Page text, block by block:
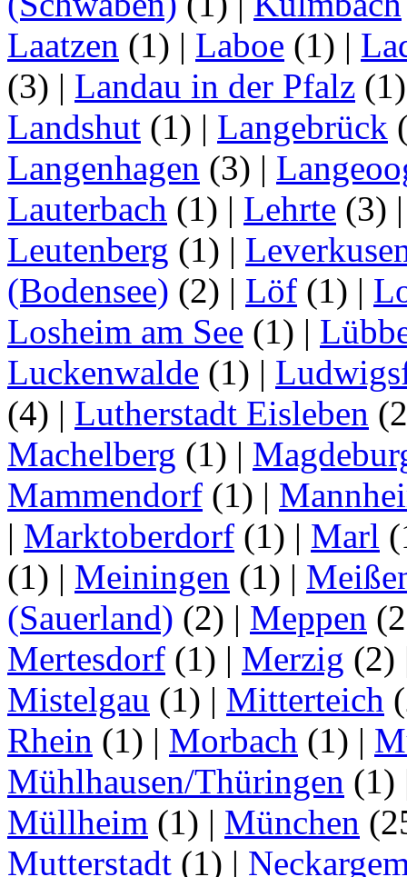
Laatzen (1) | Laboe (1) |
(3) | Landau in der Pfalz
Landshut (1) | Langebrück
Langenhagen (3) |
Lauterbach (1) | Lehrte (3)
Leutenberg (1) |
(Bodensee) (2) | Löf (1) |
Losheim am See (1) |
Luckenwalde (1) |
(4) | Lutherstadt Eisleben
Machelberg (1) |
Mammendorf (1) |
| Marktoberdorf (1) | Marl
(1) | Meiningen (1) |
(Sauerland) (2) | Meppen
Mertesdorf (1) | Merzig (2)
Mistelgau (1) | Mitterteich
Rhein (1) | Morbach (1) |
Mühlhausen/Thüringen (1)
Müllheim (1) | München
Mutterstadt (1) |